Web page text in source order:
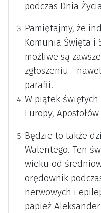
podczas Dnia
Pamiętajmy, że
Komunia Święta i
możliwe są
zgłoszeniu -
parafii.
W piątek świętych
Europy,
Będzie to także
Walentego. Ten
wieku od
orędownik
nerwowych i
papież